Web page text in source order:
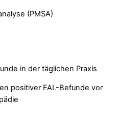
(PMSA)
in der täglichen Praxis
positiver FAL-Befunde vor